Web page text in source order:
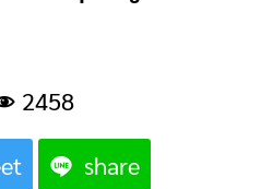
2458
share